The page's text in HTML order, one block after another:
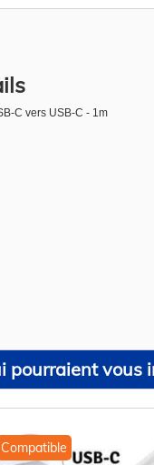
C vers USB-C - 1m
pourraient vous
Compatible